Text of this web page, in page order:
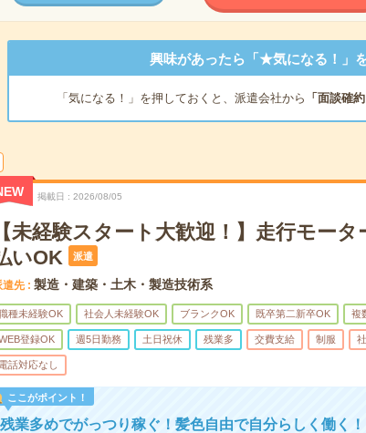
興味があったら「★気になる！」
「気になる！」を押しておくと、派遣会社から 「面談確約
掲載日 2026/08/05
【未経験スタート大歓迎！】走行モータ
いOK
派遣
遣先 製造・建築・土木・製造技術系
種未経験OK 社会人未経験OK ブランクOK 既卒第二新卒OK 複
登録OK 週5日勤務 土日祝休 残業多 交費支給 制服
電話対応なし
ここがポイント！
残業多めでがっつり稼ぐ！髪色自由で自分らしく働く！